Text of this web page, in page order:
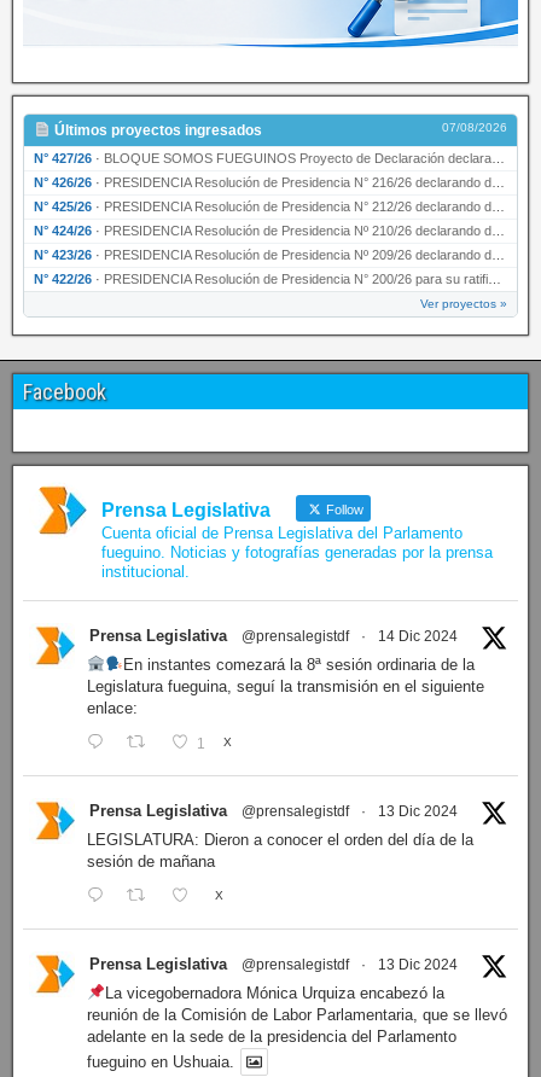
Últimos proyectos ingresados 07/08/2026
N° 427/26 · BLOQUE SOMOS FUEGUINOS Proyecto de Declaración declarando de interés provincial PRESIDENCI…
N° 426/26 · PRESIDENCIA Resolución de Presidencia N° 216/26 declarando de interés provincial la labor …
N° 425/26 · PRESIDENCIA Resolución de Presidencia N° 212/26 declarando de interés provincial el “50° A…
N° 424/26 · PRESIDENCIA Resolución de Presidencia Nº 210/26 declarando de interés provincial el proyec…
N° 423/26 · PRESIDENCIA Resolución de Presidencia Nº 209/26 declarando de interés provincial la presen…
N° 422/26 · PRESIDENCIA Resolución de Presidencia N° 200/26 para su ratificación.
Ver proyectos »
Facebook
Prensa Legislativa Follow
Cuenta oficial de Prensa Legislativa del Parlamento
fueguino. Noticias y fotografías generadas por la prensa
institucional.
Prensa Legislativa @prensalegistdf · 14 Dic 2024
En instantes comezará la 8ª sesión ordinaria de la
Legislatura fueguina, seguí la transmisión en el siguiente
enlace:
1 X
Prensa Legislativa @prensalegistdf · 13 Dic 2024
LEGISLATURA: Dieron a conocer el orden del día de la
sesión de mañana
X
Prensa Legislativa @prensalegistdf · 13 Dic 2024
La vicegobernadora Mónica Urquiza encabezó la
reunión de la Comisión de Labor Parlamentaria, que se llevó
adelante en la sede de la presidencia del Parlamento
fueguino en Ushuaia.